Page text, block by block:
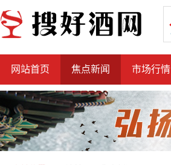
网站首页 焦点新闻 市场行情